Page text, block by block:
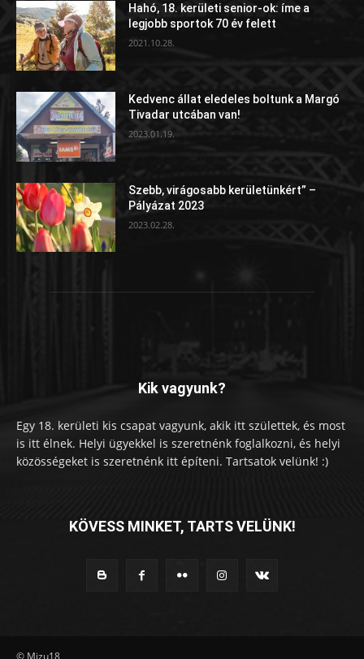
Hahó, 18. kerületi senior-ok: íme a
legjobb sportok 70 év felett
2021.10.28.
Kedvenc állat eledeles boltunk a Margó
Tivadar utcában van!
2023.01.19.
Szebb, virágosabb kerületünkért” –
Pályázat 2023
2023.02.28.
Kik vagyunk?
Egy 18. kerületi kis csapat vagyunk, akik itt születtek, és most
is itt élnek. Helyi ügyekkel is szeretnénk foglalkozni, és helyi
közösségeket is szeretnénk itt építeni. Tartsatok velünk! :)
KÖVESS MINKET, TARTS VELÜNK!
© Mizu18